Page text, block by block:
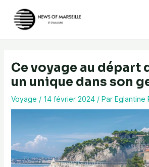
contenu
Ce voyage au départ
un unique dans son
Voyage / 14 février 2024 / Par Eglantine